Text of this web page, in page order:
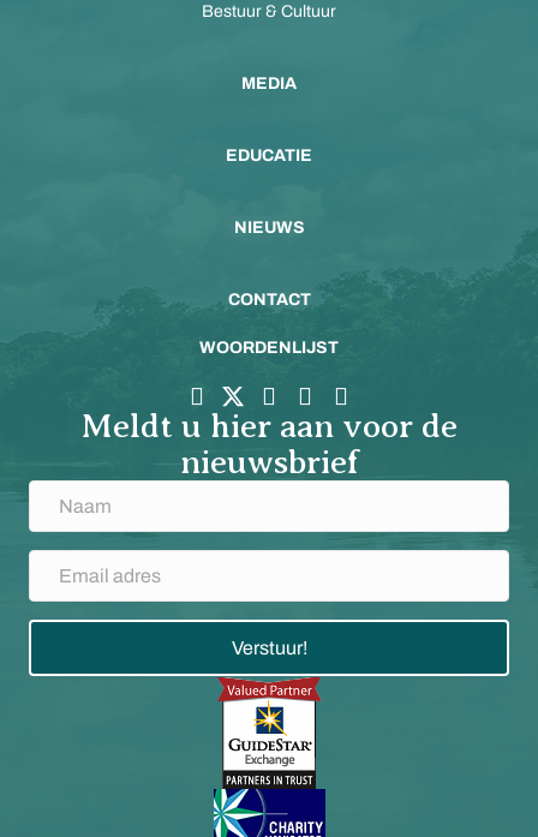
Bestuur & Cultuur
MEDIA
EDUCATIE
NIEUWS
CONTACT
WOORDENLIJST
Meldt u hier aan voor de
nieuwsbrief
Verstuur!